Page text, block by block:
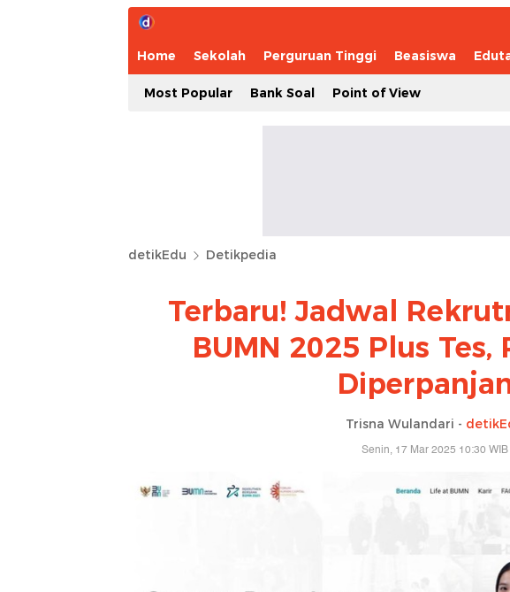
Home Sekolah Perguruan Tinggi Beasiswa
Most Popular Bank Soal Point of View
detikEdu Detikpedia
Terbaru! Jadwal
BUMN 2025 Plus Tes,
Trisna Wulandari -
Senin, 17 Mar 2025 10:30 WIB